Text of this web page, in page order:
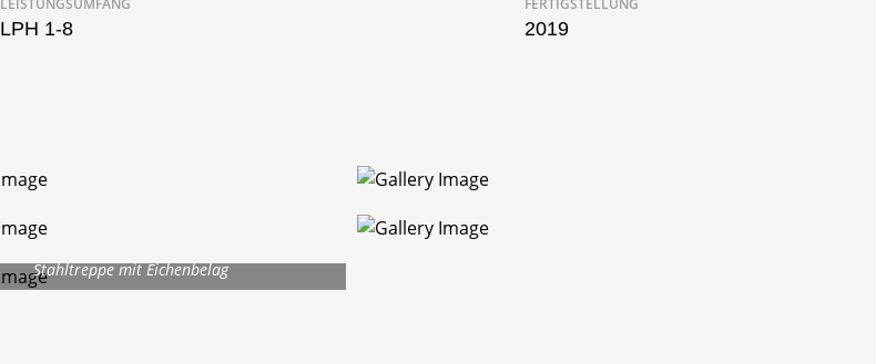
LEISTUNGSUMFANG
LPH 1-8
FERTIGSTELLUNG
2019
Stahltreppe mit Eichenbelag